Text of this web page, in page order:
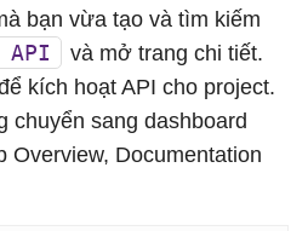
bạn vừa tạo và tìm kiếm
API
và mở trang chi tiết.
kích hoạt API cho project.
chuyển sang dashboard
Overview, Documentation